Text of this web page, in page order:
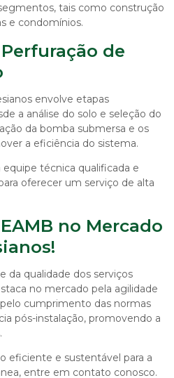
tais como construção
e condomínios.
de
envolve etapas
a análise do solo e seleção do
da bomba submersa e os
a eficiência do sistema.
técnica qualificada e
oferecer um serviço de alta
no Mercado
da qualidade dos serviços
no mercado pela agilidade
cumprimento das normas
pós-instalação, promovendo a
eficiente e sustentável para a
entre em contato conosco.